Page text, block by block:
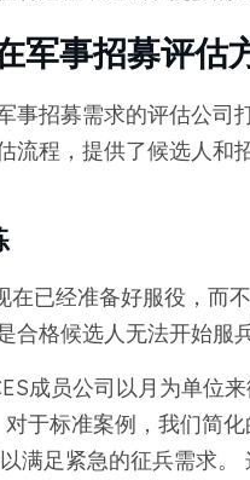
事招募评估
事招募需求的评估公
流程，提供了候选人和
已经准备好服役，而
格候选人无法开始服
成员公司以月为单位
于标准案例，我们简
满足紧急的征兵需求